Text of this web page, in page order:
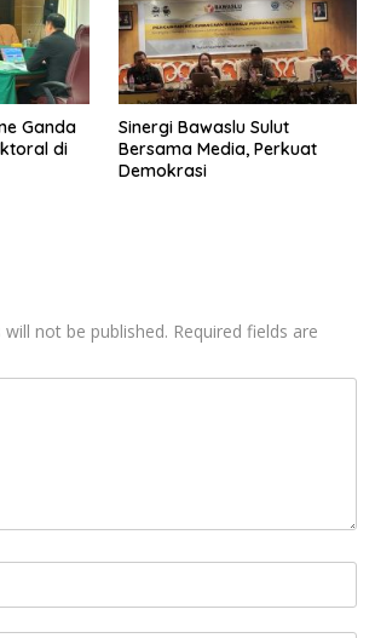
Ganda
di
Sinergi Bawaslu Sulut
Bersama Media, Perkuat
Demokrasi
not be published. Required fields are